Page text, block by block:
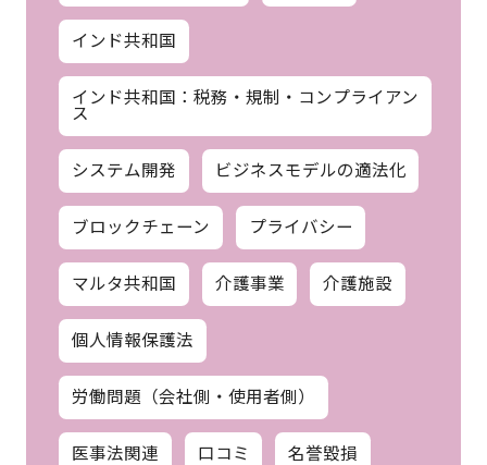
インド共和国
インド共和国：税務・規制・コンプライアン
ス
システム開発 ビジネスモデルの適法化
ブロックチェーン プライバシー
マルタ共和国 介護事業 介護施設
個人情報保護法
労働問題（会社側・使用者側）
医事法関連 口コミ 名誉毀損